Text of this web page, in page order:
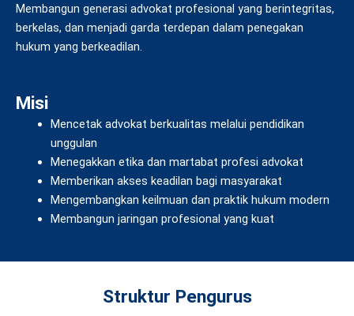
Membangun generasi advokat profesional yang berintegritas,
berkelas, dan menjadi garda terdepan dalam penegakan
hukum yang berkeadilan.
Misi
Mencetak advokat berkualitas melalui pendidikan
unggulan
Menegakkan etika dan martabat profesi advokat
Memberikan akses keadilan bagi masyarakat
Mengembangkan keilmuan dan praktik hukum modern
Membangun jaringan profesional yang kuat
Struktur Pengurus